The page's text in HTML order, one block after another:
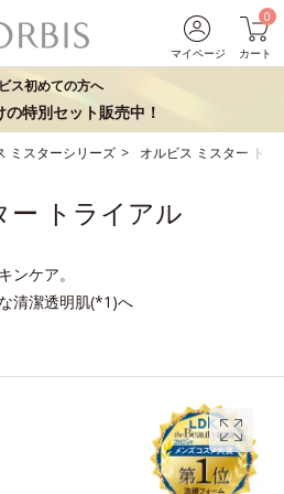
マイページ
0
カート
ス初めての方へ
特別セット販売中！
ミスターシリーズ オルビス ミスター トラ
ー トライアル
ンケア。
清潔透明肌(*1)へ